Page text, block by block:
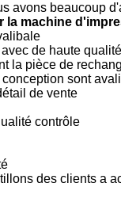
avons beaucoup
la machine
de haute qualité
la pièce de
sont
de vente
contrôle
des clients a